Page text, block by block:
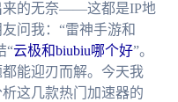
来的无奈——这都是IP地
问我：“雷神手游和
“云极和biubiu哪个好”。
能迎刃而解。今天我
这几款热门加速器的